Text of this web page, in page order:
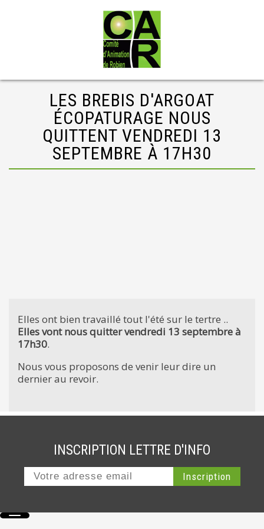
LES BREBIS D'ARGOAT
ÉCOPATURAGE NOUS
QUITTENT VENDREDI 13
SEPTEMBRE À 17H30
Elles ont bien travaillé tout l'été sur le tertre ..
Elles vont nous quitter vendredi 13 septembre à
17h30.
Nous vous proposons de venir leur dire un
dernier au revoir.
INSCRIPTION LETTRE D'INFO